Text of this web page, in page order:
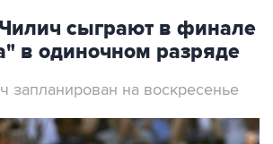
сыграют в финале
в одиночном разряде
запланирован на воскресенье